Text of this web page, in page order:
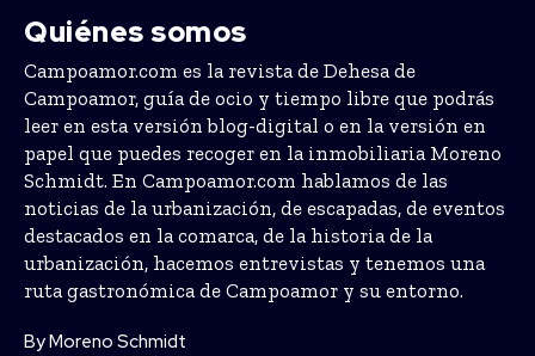
Quiénes somos
Campoamor.com es la revista de Dehesa de
Campoamor, guía de ocio y tiempo libre que podrás
leer en esta versión blog-digital o en la versión en
papel que puedes recoger en la inmobiliaria Moreno
Schmidt. En Campoamor.com hablamos de las
noticias de la urbanización, de escapadas, de eventos
destacados en la comarca, de la historia de la
urbanización, hacemos entrevistas y tenemos una
ruta gastronómica de Campoamor y su entorno.
By Moreno Schmidt